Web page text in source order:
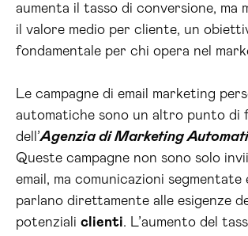
aumenta il tasso di conversione, ma
il valore medio per cliente, un
fondamentale per chi opera nel
Le campagne di email marketing
automatiche sono un altro punto di
dell’Agenzia di Marketing
Queste campagne non sono solo
email, ma comunicazioni
parlano direttamente alle esigenze
potenziali clienti. L’aumento del